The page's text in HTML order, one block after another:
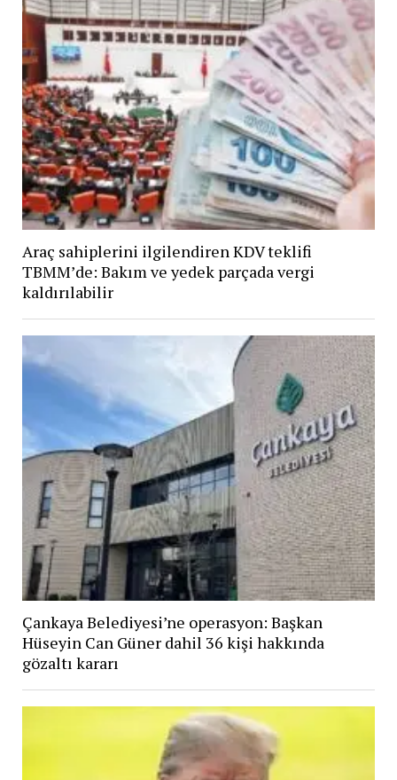
Araç sahiplerini ilgilendiren KDV teklifi
TBMM’de: Bakım ve yedek parçada vergi
kaldırılabilir
Çankaya Belediyesi’ne operasyon: Başkan
Hüseyin Can Güner dahil 36 kişi hakkında
gözaltı kararı